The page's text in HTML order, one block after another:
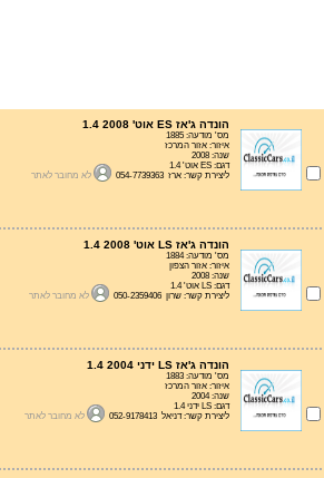
הונדה ג'אז ES אוט' 1.4 2008
מס' מודעה: 1885
איזור: אזור המרכז
שנה: 2008
דגם: ES אוט' 1.4
ליצירת קשר: ארז 054-7739363
לא מחובר לאתר
הונדה ג'אז LS אוט' 1.4 2008
מס' מודעה: 1884
איזור: אזור הצפון
שנה: 2008
דגם: LS אוט' 1.4
ליצירת קשר: שרון 050-2359406
לא מחובר לאתר
הונדה ג'אז LS ידני 1.4 2004
מס' מודעה: 1883
איזור: אזור המרכז
שנה: 2004
דגם: LS ידני 1.4
ליצירת קשר: דניאל 052-9178413
לא מחובר לאתר